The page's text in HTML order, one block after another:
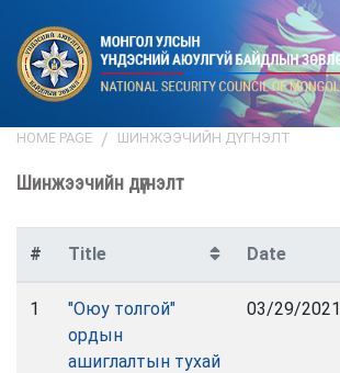
HOME PAGE ШИНЖЭЭЧИЙН ДҮГНЭЛТ
Шинжээчийн дүгнэлт
# Title Date
1
"Оюу толгой"
ордын
ашиглалтын тухай
03/29/2021